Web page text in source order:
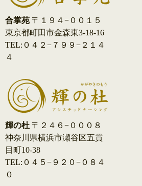
合掌苑 〒１９４−００１５
東京都町田市金森東3-18-16
TEL:０４２−７９９−２１４
４
輝の杜 〒２４６−０００８
神奈川県横浜市瀬谷区五貫
目町10-38
TEL:０４５−９２０−０８４
０